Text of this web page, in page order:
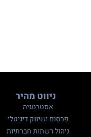
ניווט מהיר
אסטרטגיה
פרסום ושיווק דיגיטלי
ניהול רשתות חברתיות